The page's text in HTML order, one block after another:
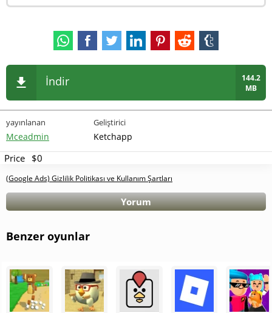
İndir
144.2
MB
yayınlanan
Mceadmin
Geliştirici
Ketchapp
Price $0
(Google Ads) Gizlilik Politikası ve Kullanım Şartları
Yorum
Benzer oyunlar